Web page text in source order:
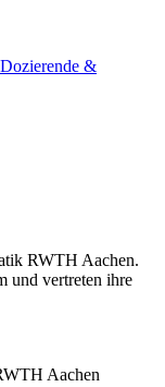
Dozierende &
RWTH Aachen.
und vertreten ihre
Aachen